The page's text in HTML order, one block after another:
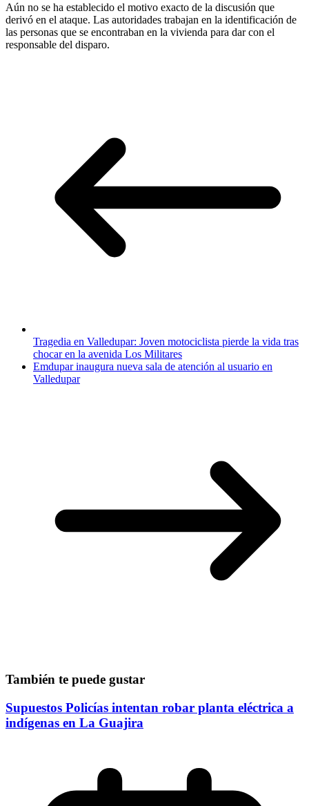
Aún no se ha establecido el motivo exacto de la discusión que
derivó en el ataque. Las autoridades trabajan en la identificación de
las personas que se encontraban en la vivienda para dar con el
responsable del disparo.
Tragedia en Valledupar: Joven motociclista pierde la vida tras
chocar en la avenida Los Militares
Emdupar inaugura nueva sala de atención al usuario en
Valledupar
También te puede gustar
Supuestos Policías intentan robar planta eléctrica a
indígenas en La Guajira